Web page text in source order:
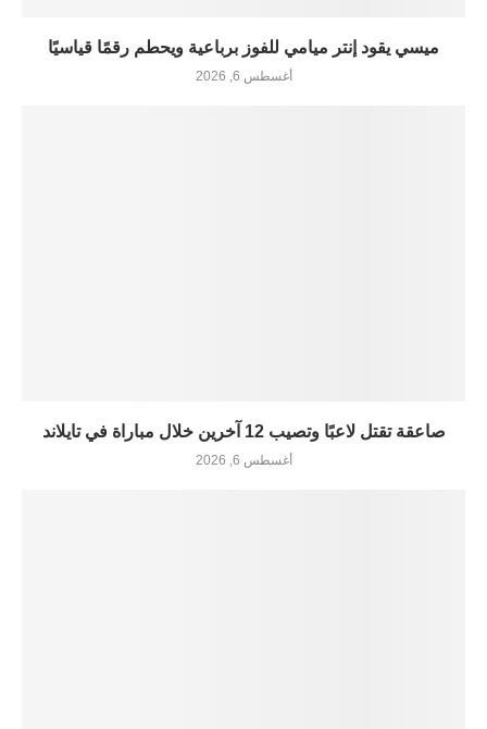
ميسي يقود إنتر ميامي للفوز برباعية ويحطم رقمًا قياسيًا
أغسطس 6, 2026
صاعقة تقتل لاعبًا وتصيب 12 آخرين خلال مباراة في تايلاند
أغسطس 6, 2026